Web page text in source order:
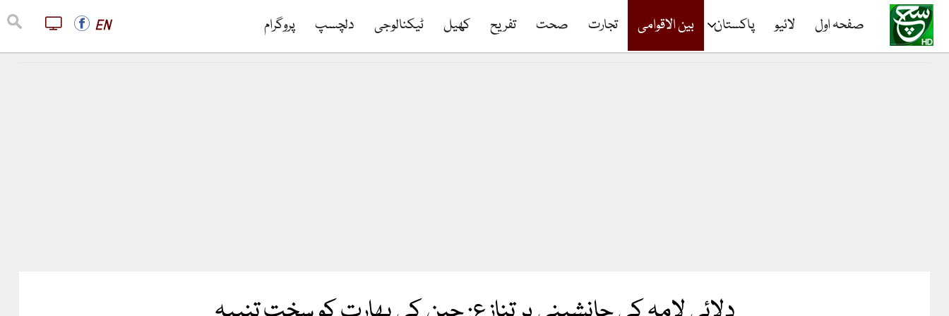
صفحہ اول لائیو پاکستان بین الاقوامی تجارت صحت تفریح کھیل ٹیکنالوجی دلچسپ پروگرام EN